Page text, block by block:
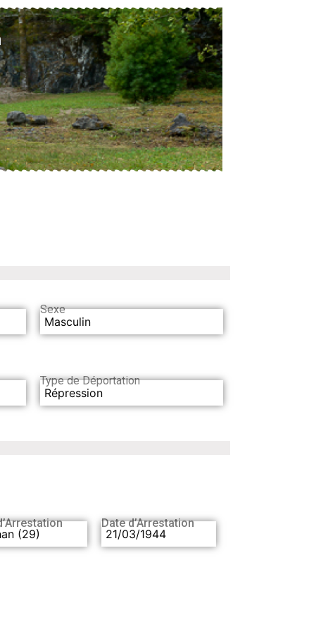
Sexe
Masculin
Type de Déportation
Répression
(29)
Date d’Arrestation
21/03/1944